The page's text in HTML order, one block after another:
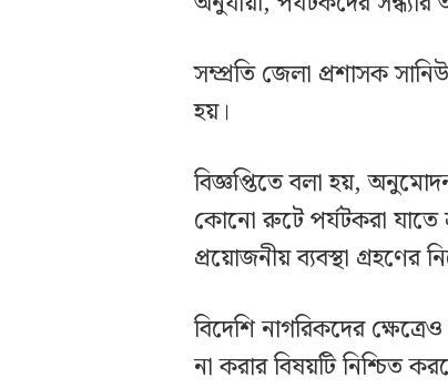
সম্প্রতি জেলা প্রশাসক
হয়।
বিজ্ঞপ্তিতে বলা হয়,
কোনো রুটে পর্যটকরা যাতে
প্রয়োজনীয় ব্যবস্থা গ্রহণের
বিদেশি নাগরিকদের
না করার বিষয়টি নিশ্চিত